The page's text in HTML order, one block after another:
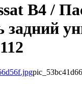
B4 /
задний